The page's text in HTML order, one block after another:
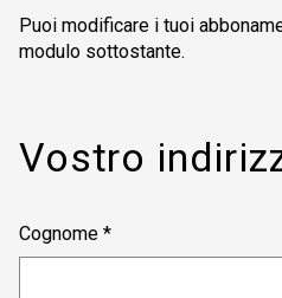
Comunicazione elettronica
Puoi modificare i tuoi
modulo sottostante.
Vostro
Cognome *